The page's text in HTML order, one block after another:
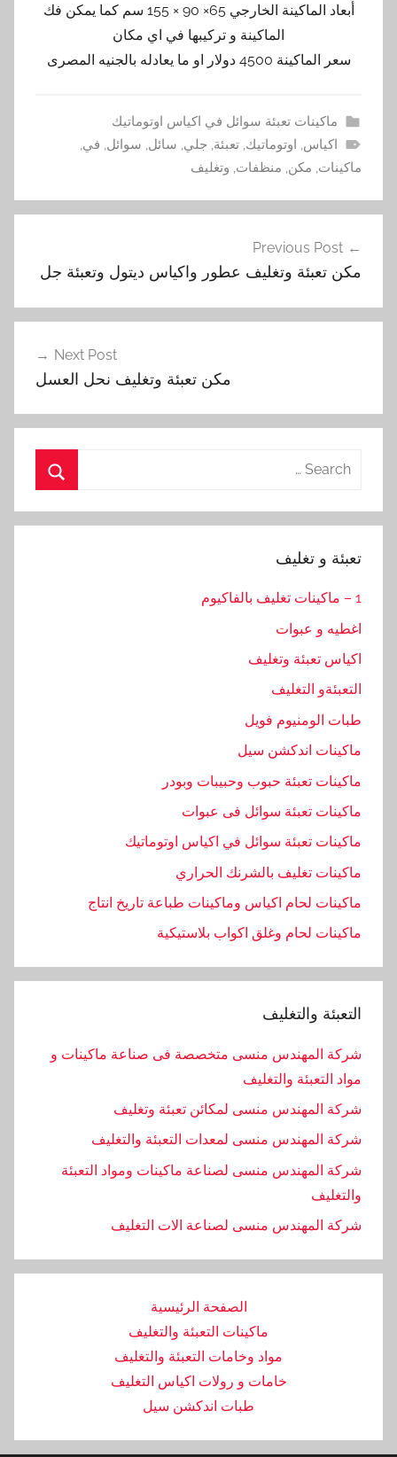
أبعاد الماكينة الخارجي 65× 90 × 155 سم كما يمكن فك
الماكينة و تركيبها في اي مكان
سعر الماكينة 4500 دولار او ما يعادله بالجنيه المصرى
ماكينات تعبئة سوائل في اكياس اوتوماتيك
اكياس, اوتوماتيك,تعبئة, جلي, سائل, سوائل, في,
ماكينات, مكن, منظفات, وتغليف
المقالات
Previous Post
مكن تعبئة وتغليف عطور واكياس ديتول وتعبئة جل
Next Post
مكن تعبئة وتغليف نحل العسل
Search
تعبئة و تغليف
1 – ماكينات تغليف بالفاكيوم
اغطيه و عبوات
اكياس تعبئة وتغليف
التعبئةو التغليف
طبات الومنيوم فويل
ماكينات اندكشن سيل
ماكينات تعبئة حبوب وحبيبات وبودر
ماكينات تعبئة سوائل فى عبوات
ماكينات تعبئة سوائل في اكياس اوتوماتيك
ماكينات تغليف بالشرنك الحراري
ماكينات لحام اكياس وماكينات طباعة تاريخ انتاج
ماكينات لحام وغلق اكواب بلاستيكية
التعبئة والتغليف
شركة المهندس منسى متخصصة فى صناعة ماكينات و
مواد التعبئة والتغليف
شركة المهندس منسى لمكائن تعبئة وتغليف
شركة المهندس منسى لمعدات التعبئة والتغليف
شركة المهندس منسى لصناعة ماكينات ومواد التعبئة
والتغليف
‏شركة المهندس منسى لصناعة الات التغليف
الصفحة الرئيسية
ماكينات التعبئة والتغليف
مواد وخامات التعبئة والتغليف
خامات و رولات اكياس التغليف
طبات اندكشن سيل